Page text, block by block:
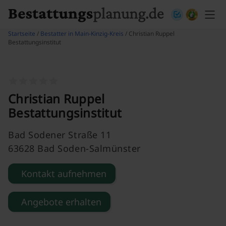
Startseite / Bestatter in Main-Kinzig-Kreis / Christian Ruppel
Bestattungsinstitut
Christian Ruppel
Bestattungsinstitut
Bad Sodener Straße 11
63628 Bad Soden-Salmünster
Kontakt aufnehmen
Angebote erhalten